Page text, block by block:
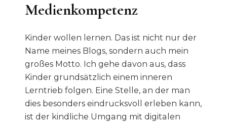
Medienkompetenz
Kinder wollen lernen. Das ist nicht nur der
Name meines Blogs, sondern auch mein
großes Motto. Ich gehe davon aus, dass
Kinder grundsätzlich einem inneren
Lerntrieb folgen. Eine Stelle, an der man
dies besonders eindrucksvoll erleben kann,
ist der kindliche Umgang mit digitalen